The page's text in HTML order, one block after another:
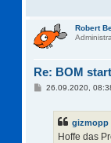
Robert
Re: BOM
B26.09.2020,
gizmopp
Hoffe das